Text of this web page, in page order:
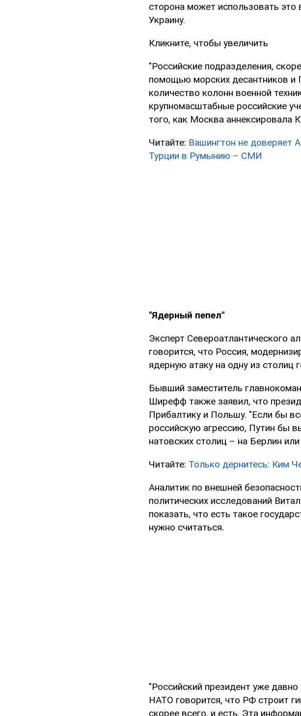
сторона может использовать это
Украину.
Кликните, чтобы увеличить
"Российские подразделения,
помощью морских десантников
количество колонн военной
крупномасштабные российские
того, как Москва аннексировала
Читайте: Вашингтон не доверяет
Турции в Румынию – СМИ
"Ядерный пепел"
Эксперт Североатлантического
говорится, что Россия,
ядерную атаку на одну из столиц
Бывший заместитель
Ширефф также заявил, что
Прибалтику и Польшу. "Если бы
российскую агрессию, Путин бы
натовских столиц – на Берлин
Читайте: Только дернитесь: Ким
Аналитик по внешней
политических исследований
показать, что есть такое
нужно считаться.
"Российский президент уже
НАТО говорится, что РФ строит
скорее всего, и есть. Эта